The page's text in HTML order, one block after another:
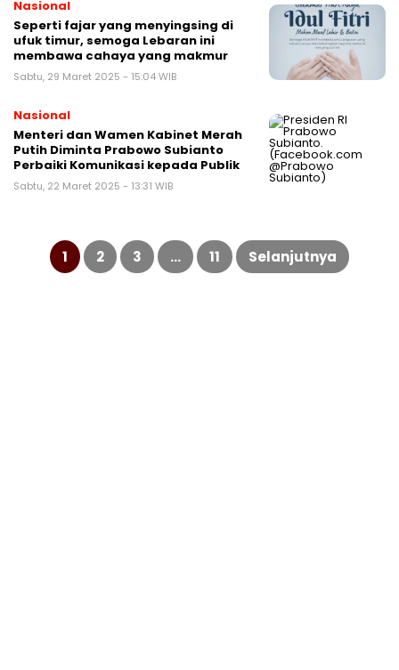
Nasional
Seperti fajar yang menyingsing di
ufuk timur, semoga Lebaran ini
membawa cahaya yang makmur
Sabtu, 29 Maret 2025 - 15:04 WIB
Nasional
Menteri dan Wamen Kabinet Merah
Putih Diminta Prabowo Subianto
Perbaiki Komunikasi kepada Publik
Sabtu, 22 Maret 2025 - 13:31 WIB
Paginasi
pos
1 2 3 … 11 Selanjutnya